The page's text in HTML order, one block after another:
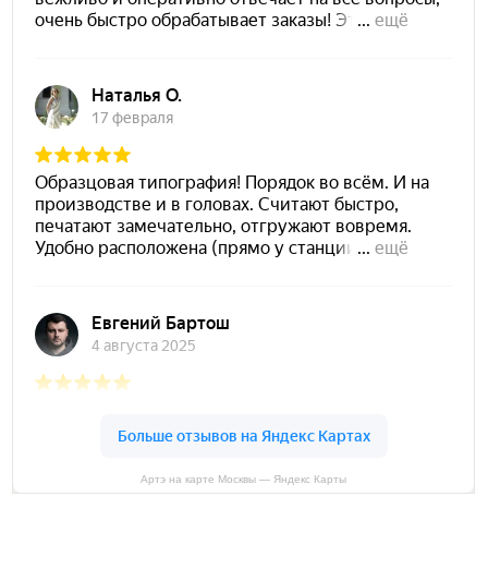
Артэ на карте Москвы — Яндекс Карты